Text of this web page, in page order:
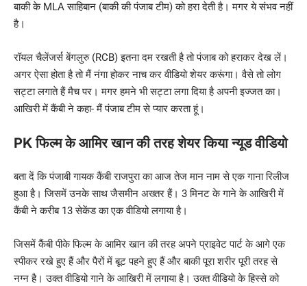
बाकी के MLA साहिबान (बाकी की पंजाब टीम) को हरा देती है। मगर ये संभव नहीं
है।
रॉयल चैलेंजर्स बेंगलुरु (RCB) इतना दम रखती है तो पंजाब को हराकर देख लें।
अगर ऐसा होता है तो मैं नंगा होकर नाच कर वीडियो शेयर करूंगा। वैसे तो लोग
सट्टा लगाते हैं मैच पर। मगर हमने भी सट्टा लगा दिया है अपनी इज्जत का।
आखिरी में कैंबी ने कहा- मैं पंजाब टीम से प्यार करता हूं।
PK फिल्म के आमिर खान की तरह शेयर किया न्यूड वीडियो
बता दें कि पंजाबी गायक कैंबी राजपुरा का आज तेज मान नाम से एक गाना रिलीज
हुआ है। जिसमें उनके साथ जैसमीन अख्तर हैं। 3 मिनट के गाने के आखिरी में
कैंबी ने करीब 13 सेकेंड का एक वीडियो लगाया है।
जिसमें कैंबी पीके फिल्म के आमिर खान की तरह अपने प्राइवेट पार्ट के आगे एक
स्पीकर रखे हुए हैं और पैरों में बूट पहने हुए हैं और बाकी पूरा शरीर पूरी तरह से
नग्न है। उक्त वीडियो गाने के आखिरी में लगाया है। उक्त वीडियो के हिस्से को